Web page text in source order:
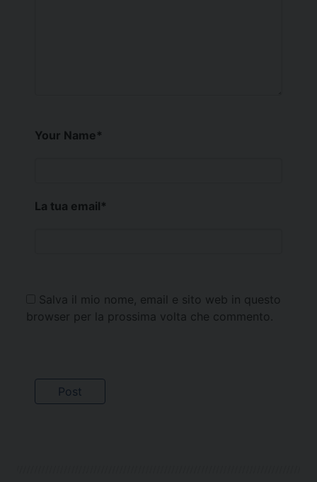
Your Name*
La tua email*
Salva il mio nome, email e sito web in questo
browser per la prossima volta che commento.